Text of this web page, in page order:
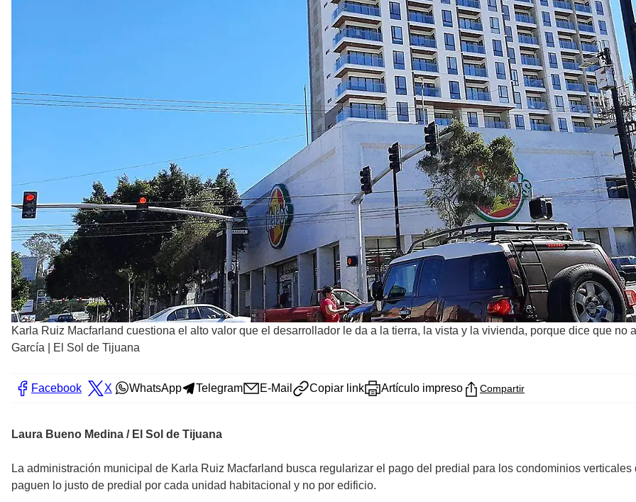
Karla Ruiz Macfarland cuestiona el alto valor que el desarrollador le da a la tierra, la vista y la vivienda, porque dice que no
García | El Sol de Tijuana
Facebook X WhatsApp Telegram E-Mail Copiar link Artículo impreso Compartir
Laura Bueno Medina / El Sol de Tijuana
La administración municipal de Karla Ruiz Macfarland busca regularizar el pago del predial para los condominios
paguen lo justo de predial por cada unidad habitacional y no por edificio.